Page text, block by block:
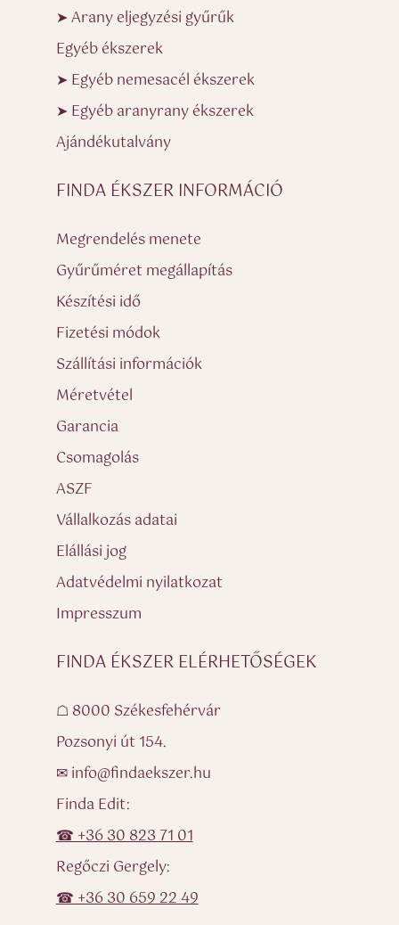
➤ Arany eljegyzési gyűrűk
Egyéb ékszerek
➤ Egyéb nemesacél ékszerek
➤ Egyéb aranyrany ékszerek
Ajándékutalvány
FINDA ÉKSZER INFORMÁCIÓ
Megrendelés menete
Gyűrűméret megállapítás
Készítési idő
Fizetési módok
Szállítási információk
Méretvétel
Garancia
Csomagolás
ASZF
Vállalkozás adatai
Elállási jog
Adatvédelmi nyilatkozat
Impresszum
FINDA ÉKSZER ELÉRHETŐSÉGEK
☖ 8000 Székesfehérvár
Pozsonyi út 154.
✉ info@findaekszer.hu
Finda Edit:
☎ +36 30 823 71 01
Regőczi Gergely:
☎ +36 30 659 22 49